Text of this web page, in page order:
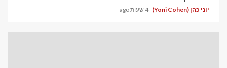
יוני כהן (Yoni Cohen) 4 שעות ago